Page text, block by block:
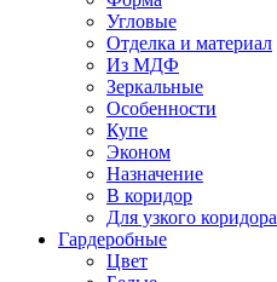
Угловые
Отделка и материал
Из МДФ
Зеркальные
Особенности
Купе
Эконом
Назначение
В коридор
Для узкого коридора
Гардеробные
Цвет